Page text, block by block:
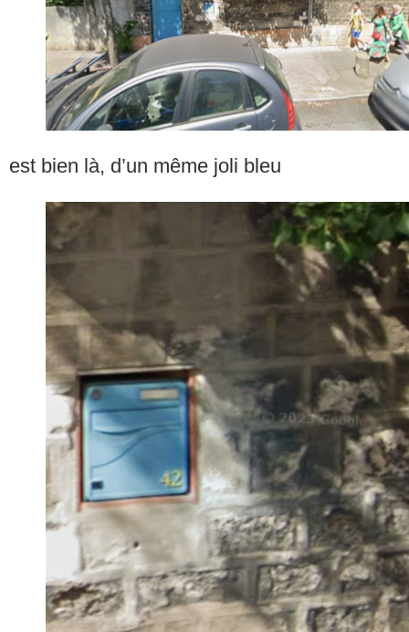
est bien là, d’un même joli bleu